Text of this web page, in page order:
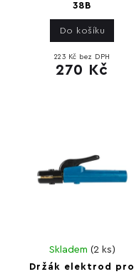
38B
223 Kč bez DPH
270 Kč
Do košíku
Držák elektrod pro
Skladem (2 ks)